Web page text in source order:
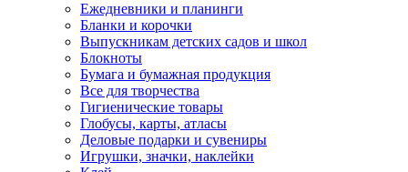
Ежедневники и планинги
Бланки и корочки
Выпускникам детских садов и школ
Блокноты
Бумага и бумажная продукция
Все для творчества
Гигиенические товары
Глобусы, карты, атласы
Деловые подарки и сувениры
Игрушки, значки, наклейки